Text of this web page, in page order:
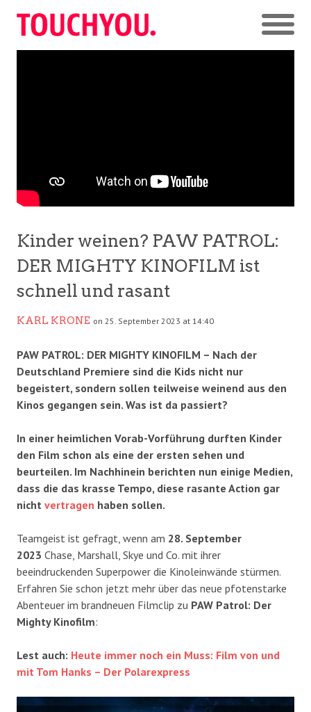
Kinder weinen? PAW PATROL:
DER MIGHTY KINOFILM ist
schnell und rasant
KARL KRONE on 25. September 2023 at 14:40
PAW PATROL: DER MIGHTY KINOFILM – Nach der
Deutschland Premiere sind die Kids nicht nur
begeistert, sondern sollen teilweise weinend aus den
Kinos gegangen sein. Was ist da passiert?
In einer heimlichen Vorab-Vorführung durften Kinder
den Film schon als eine der ersten sehen und
beurteilen. Im Nachhinein berichten nun einige Medien,
dass die das krasse Tempo, diese rasante Action gar
nicht vertragen haben sollen.
Teamgeist ist gefragt, wenn am 28. September
2023 Chase, Marshall, Skye und Co. mit ihrer
beeindruckenden Superpower die Kinoleinwände stürmen.
Erfahren Sie schon jetzt mehr über das neue pfotenstarke
Abenteuer im brandneuen Filmclip zu PAW Patrol: Der
Mighty Kinofilm:
Lest auch: Heute immer noch ein Muss: Film von und
mit Tom Hanks – Der Polarexpress